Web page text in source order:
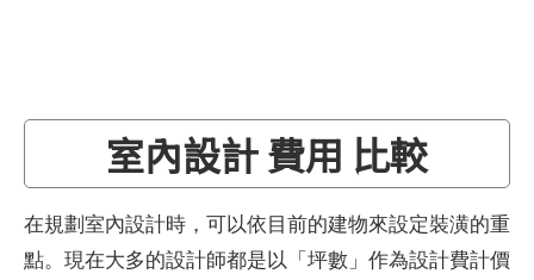
室內設計 費用 比較
在規劃室內設計時，可以依目前的建物來設定裝潢的重
點。現在大多的設計師都是以「坪數」作為設計費計價